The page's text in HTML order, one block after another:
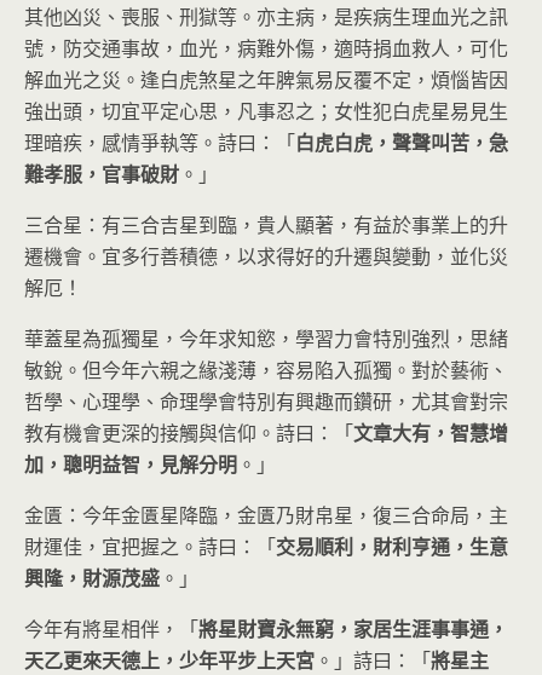
其他凶災、喪服、刑獄等。亦主病，是疾病生理血光之訊
號，防交通事故，血光，病難外傷，適時捐血救人，可化
解血光之災。逢白虎煞星之年脾氣易反覆不定，煩惱皆因
強出頭，切宜平定心思，凡事忍之；女性犯白虎星易見生
理暗疾，感情爭執等。詩曰：「白虎白虎，聲聲叫苦，急
難孝服，官事破財 。」
三合星：有三合吉星到臨，貴人顯著，有益於事業上的升
遷機會。宜多行善積德，以求得好的升遷與變動，並化災
解厄！
華蓋星為孤獨星，今年求知慾，學習力會特別強烈，思緒
敏銳。但今年六親之緣淺薄，容易陷入孤獨。對於藝術、
哲學、心理學、命理學會特別有興趣而鑽研，尤其會對宗
教有機會更深的接觸與信仰。詩曰：「文章大有，智慧增
加，聰明益智，見解分明 。」
金匱：今年金匱星降臨，金匱乃財帛星，復三合命局，主
財運佳，宜把握之。詩曰：「交易順利，財利亨通，生意
興隆，財源茂盛 。」
今年有將星相伴，「將星財寶永無窮，家居生涯事事通，
天乙更來天德上，少年平步上天宮 。」詩曰：「將星主